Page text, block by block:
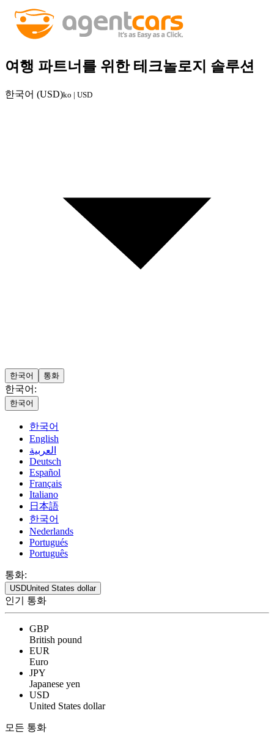
여행 파트너를 위한 테크놀로지 솔루션
한국어 (USD)ko | USD
한국어 통화
한국어:
한국어
한국어
English
العربية
Deutsch
Español
Français
Italiano
日本語
한국어
Nederlands
Portugués
Português
통화:
USDUnited States dollar
인기 통화
GBP
British pound
EUR
Euro
JPY
Japanese yen
USD
United States dollar
모든 통화